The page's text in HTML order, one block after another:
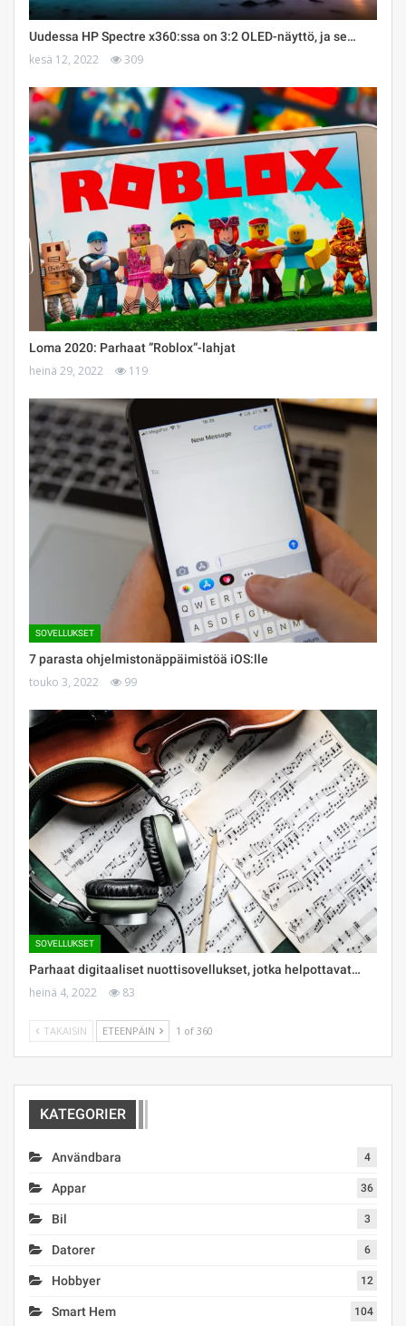
Uudessa HP Spectre x360:ssa on 3:2 OLED-näyttö, ja se…
kesä 12, 2022 309
Loma 2020: Parhaat ”Roblox”-lahjat
heinä 29, 2022 119
SOVELLUKSET
7 parasta ohjelmistonäppäimistöä iOS:lle
touko 3, 2022 99
SOVELLUKSET
Parhaat digitaaliset nuottisovellukset, jotka helpottavat…
heinä 4, 2022 83
TAKAISIN ETEENPÄIN 1 of 360
KATEGORIER
Användbara 4
Appar 36
Bil 3
Datorer 6
Hobbyer 12
Smart Hem 104